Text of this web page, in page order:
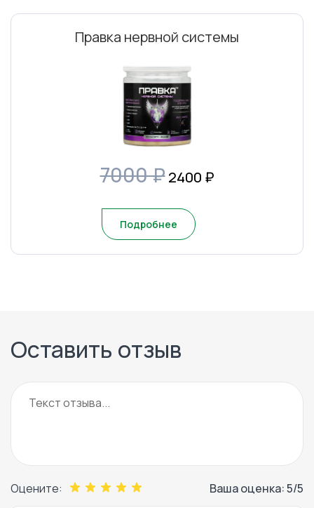
Правка нервной системы
7000 ₽ 2400 ₽
Подробнее
Оставить отзыв
Оцените: Ваша оценка:5/5